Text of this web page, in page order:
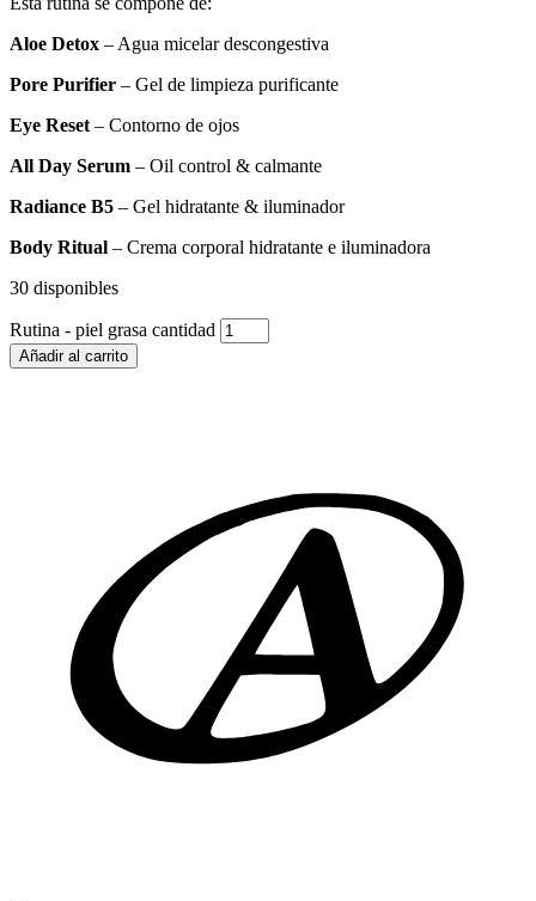
Aloe Detox – Agua micelar descongestiva
Pore Purifier – Gel de limpieza purificante
Eye Reset – Contorno de ojos
All Day Serum – Oil control & calmante
Radiance B5 – Gel hidratante & iluminador
Body Ritual – Crema corporal hidratante e iluminadora
30 disponibles
Rutina - piel grasa cantidad
Añadir al carrito